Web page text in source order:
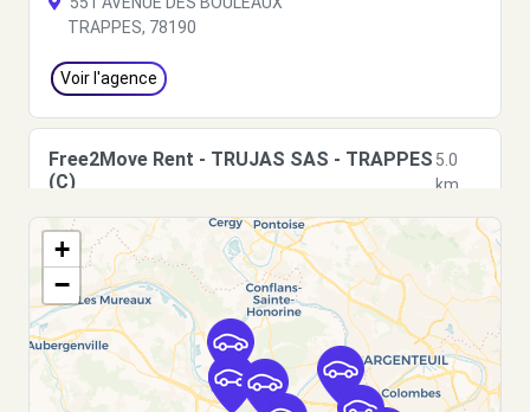
TRAPPES, 78190
Voir l'agence
Free2Move Rent - TRUJAS SAS - TRAPPES
(C)
5.0
km
551 AVENUE DES BOULEAUX
TRAPPES, 78190
Voir l'agence
Free2Move Rent - SERANE SERVICE MAURI
AUTOMOBILES - LES CLAYES-SOUS-BOIS (C)
5.1
km
+
−